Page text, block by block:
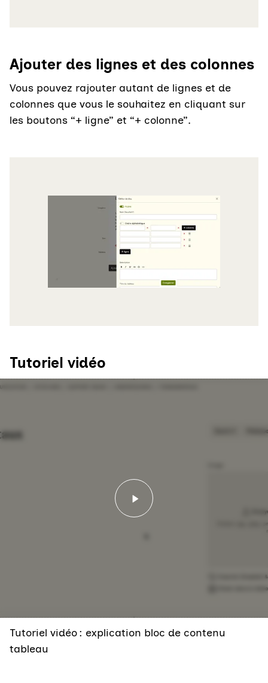
Ajouter des lignes et des colonnes
Vous pouvez rajouter autant de lignes et de
colonnes que vous le souhaitez en cliquant sur
les boutons “+ ligne” et “+ colonne”.
Tutoriel vidéo
Lancer la vidéo -
Tutoriel vidéo : explication bloc de contenu
tableau